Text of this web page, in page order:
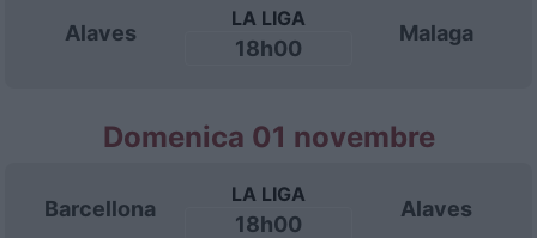
Alaves
LA LIGA
18h00
Malaga
Domenica 01 novembre
Barcellona
LA LIGA
18h00
Alaves